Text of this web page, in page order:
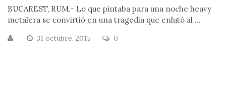
BUCAREST, RUM.- Lo que pintaba para una noche heavy
metalera se convirtió en una tragedia que enlutó al ...
31 octubre, 2015 0